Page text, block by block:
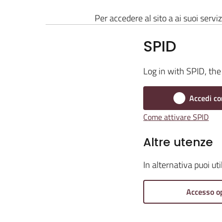
Per accedere al sito a ai suoi
SPID
Log in with SPID,
Accedi
Come attivare SPID
Altre utenze
In alternativa puoi
Accesso